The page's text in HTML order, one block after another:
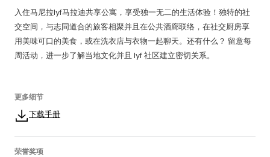
入住马尼拉lyf马拉迪共享公寓，享受独一无二的生活体验！独特的社
交空间，与志同道合的旅客相聚并且在公共酒廊联络，在社交厨房享
用美味可口的美食，或在洗衣店与衣物一起聊天。还有什么？ 留意每
周活动，进一步了解当地文化并且 lyf 社区建立密切关系。
更多细节
下载手册
荣誉奖项